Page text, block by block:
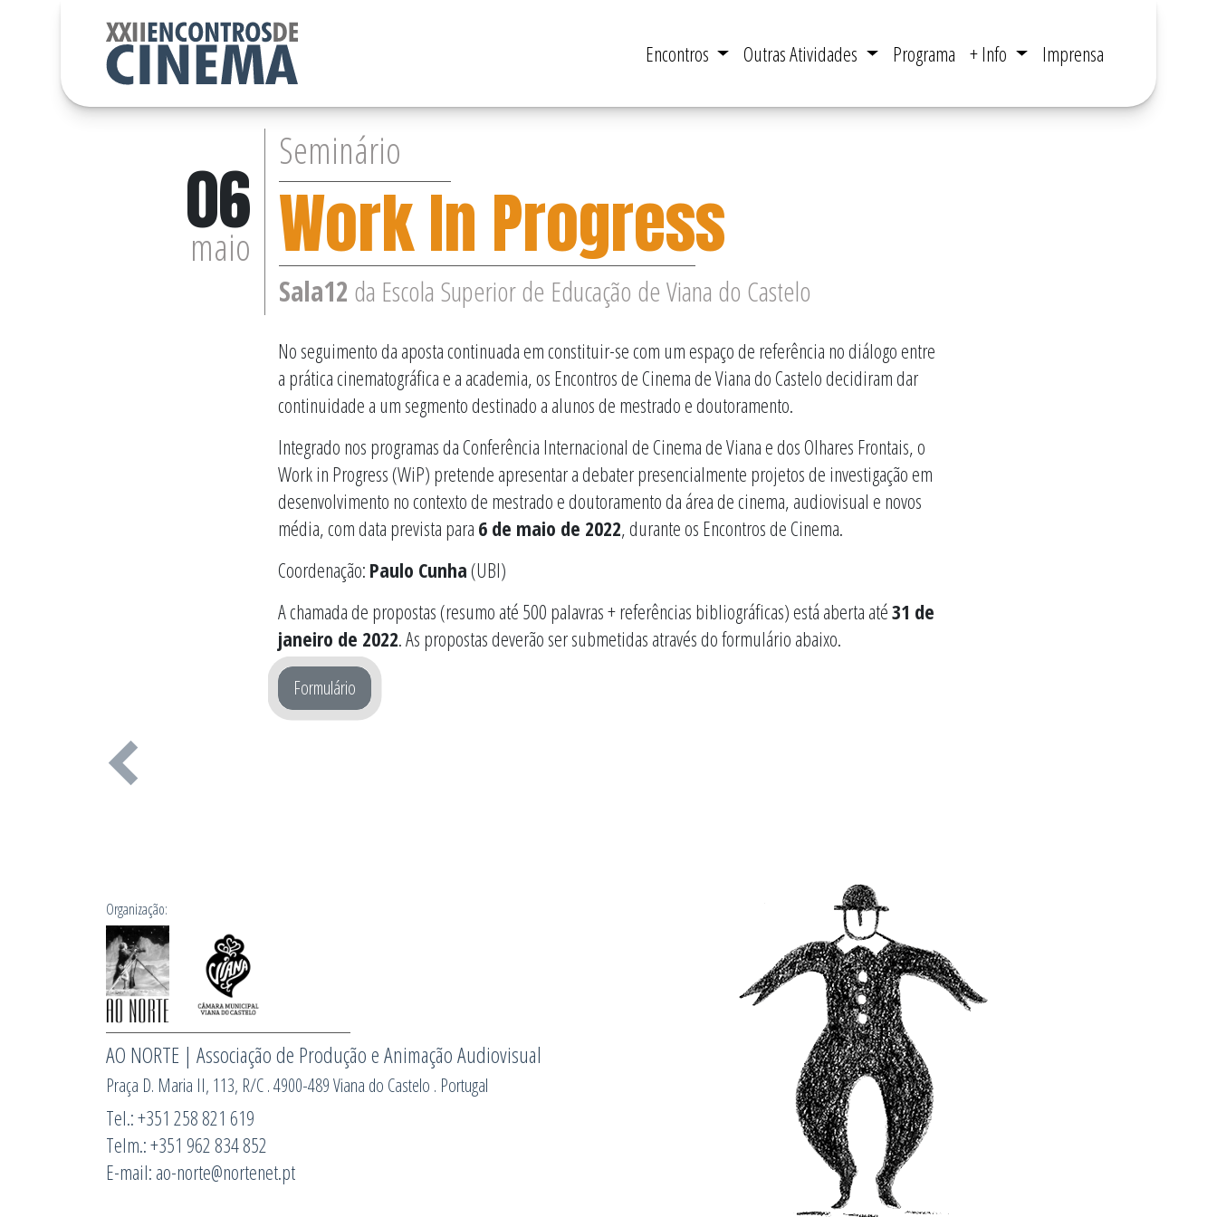
Encontros Outras Atividades Programa + Info Imprensa
06
maio
Seminário
Work In Progress
Sala12 da Escola Superior de Educação de Viana do Castelo
No seguimento da aposta continuada em constituir-se com um espaço de referência no diálogo entre
a prática cinematográfica e a academia, os Encontros de Cinema de Viana do Castelo decidiram dar
continuidade a um segmento destinado a alunos de mestrado e doutoramento.
Integrado nos programas da Conferência Internacional de Cinema de Viana e dos Olhares Frontais, o
Work in Progress (WiP) pretende apresentar a debater presencialmente projetos de investigação em
desenvolvimento no contexto de mestrado e doutoramento da área de cinema, audiovisual e novos
média, com data prevista para 6 de maio de 2022, durante os Encontros de Cinema.
Coordenação: Paulo Cunha (UBI)
A chamada de propostas (resumo até 500 palavras + referências bibliográficas) está aberta até31 de
janeiro de 2022. As propostas deverão ser submetidas através do formulário abaixo.
Formulário
Organização:
AO NORTE | Associação de Produção e Animação Audiovisual
Praça D. Maria II, 113, R/C . 4900-489 Viana do Castelo . Portugal
Tel.: +351 258 821 619
Telm.: +351 962 834 852
E-mail: ao-norte@nortenet.pt